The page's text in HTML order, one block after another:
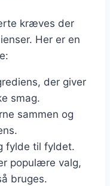
kræves der
Her er en
der giver
smag.
sammen og
fylde til fyldet.
populære valg,
bruges.